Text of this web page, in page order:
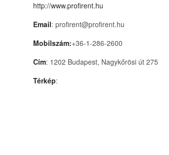
http://www.profirent.hu
Email: profirent@profirent.hu
Mobilszám:+36-1-286-2600
Cím: 1202 Budapest, Nagykőrösi út 275
Térkép: